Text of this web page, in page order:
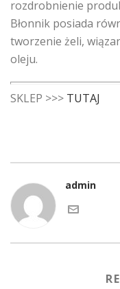
rozdrobnienie
Błonnik posiada
tworzenie żeli,
oleju.
SKLEP >>> TUTAJ
admin